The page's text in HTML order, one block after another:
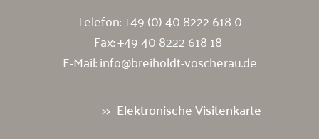
Telefon:+49 (0) 40 8222 618 0
Fax: +49 40 8222 618 18
E-Mail:info@breiholdt-voscherau.de
Elektronische Visitenkarte